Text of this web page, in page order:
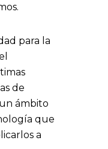
para la
de
ámbito
que
a